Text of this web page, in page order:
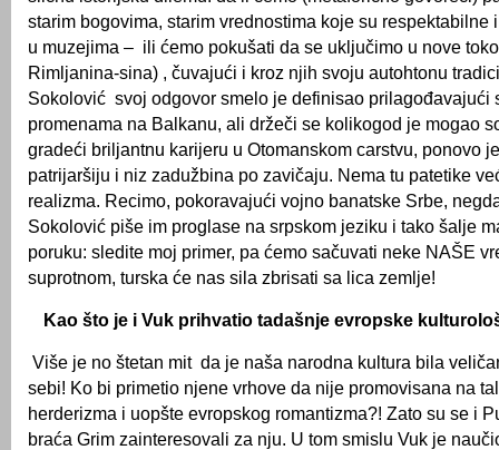
starim bogovima, starim vrednostima koje su respektabilne
u muzejima – ili ćemo pokušati da se uključimo u nove
Rimljanina-sina) , čuvajući i kroz njih svoju autohtonu
Sokolović svoj odgovor smelo je definisao prilagođavajući
promenama na Balkanu, ali držeči se kolikogod je mogao
gradeći briljantnu karijeru u Otomanskom carstvu, ponovo
patrijaršiju i niz zadužbina po zavičaju. Nema tu patetike
realizma. Recimo, pokoravajući vojno banatske Srbe,
Sokolović piše im proglase na srpskom jeziku i tako šalje
poruku: sledite moj primer, pa ćemo sačuvati neke NAŠE
suprotnom, turska će nas sila zbrisati sa lica zemlje!
Kao što je i Vuk prihvatio tadašnje evropske
Više je no štetan mit da je naša narodna kultura bila
sebi! Ko bi primetio njene vrhove da nije promovisana na
herderizma i uopšte evropskog romantizma?! Zato su se i
braća Grim zainteresovali za nju. U tom smislu Vuk je